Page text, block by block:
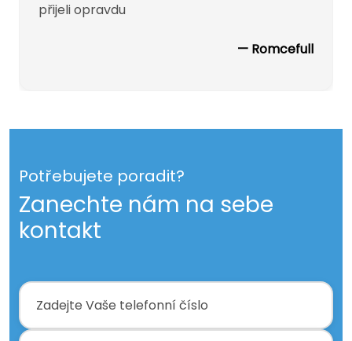
přijeli opravdu
— Romcefull
Potřebujete poradit?
Zanechte nám na sebe
kontakt